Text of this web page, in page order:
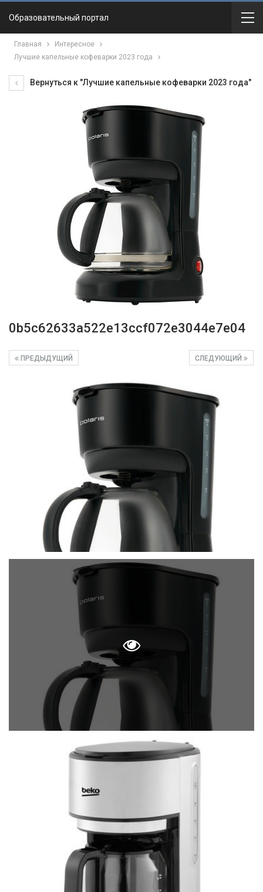
Образовательный портал
Главная
Интересное
Лучшие капельные кофеварки 2023 года
Вернуться к "Лучшие капельные кофеварки 2023 года"
0b5c62633a522e13ccf072e3044e7e04
СЛЕДУЮЩИЙ
ПРЕДЫДУЩИЙ